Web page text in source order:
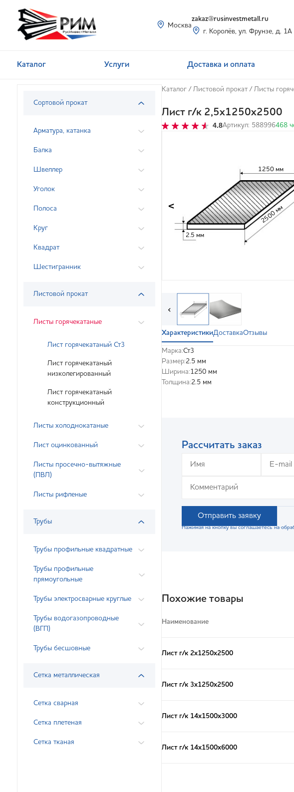
Москва
zakaz@rusinvestmetall.ru
г. Королёв, ул. Фрунзе, д.
Каталог Услуги Доставка и оплата
Сортовой прокат
Арматура, катанка
Балка
Швеллер
Уголок
Полоса
Круг
Квадрат
Шестигранник
Листовой прокат
Листы горячекатаные
Лист горячекатаный Ст3
Лист горячекатаный
низколегированный
Лист горячекатаный
конструкционный
Листы холоднокатаные
Лист оцинкованный
Листы просечно-вытяжные
(ПВЛ)
Листы рифленые
Трубы
Трубы профильные квадратные
Трубы профильные
прямоугольные
Трубы электросварные круглые
Трубы водогазопроводные
(ВГП)
Трубы бесшовные
Сетка металлическая
Сетка сварная
Сетка плетеная
Сетка тканая
Каталог / Листовой прокат / Листы
Лист г/к 2,5х1250х2500
4.8Артикул: 588996468
1250 мм
2500 мм
2.5 мм
<
‹
ХарактеристикиДоставкаОтзывы
Марка:Ст3
Размер:2.5 мм
Ширина:1250 мм
Толщина:2.5 мм
Рассчитать заказ
Отправить заявку
Нажимая на кнопку вы соглашаетесь на
Похожие товары
Наименование
Лист г/к 2х1250х2500
Лист г/к 3х1250х2500
Лист г/к 14х1500х3000
Лист г/к 14х1500х6000